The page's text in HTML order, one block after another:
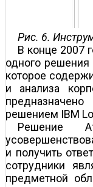
Рис. 6.
В конце 2007
одного
которое
и анализа
решением IBM
Решение
и получить
сотрудники
предметной